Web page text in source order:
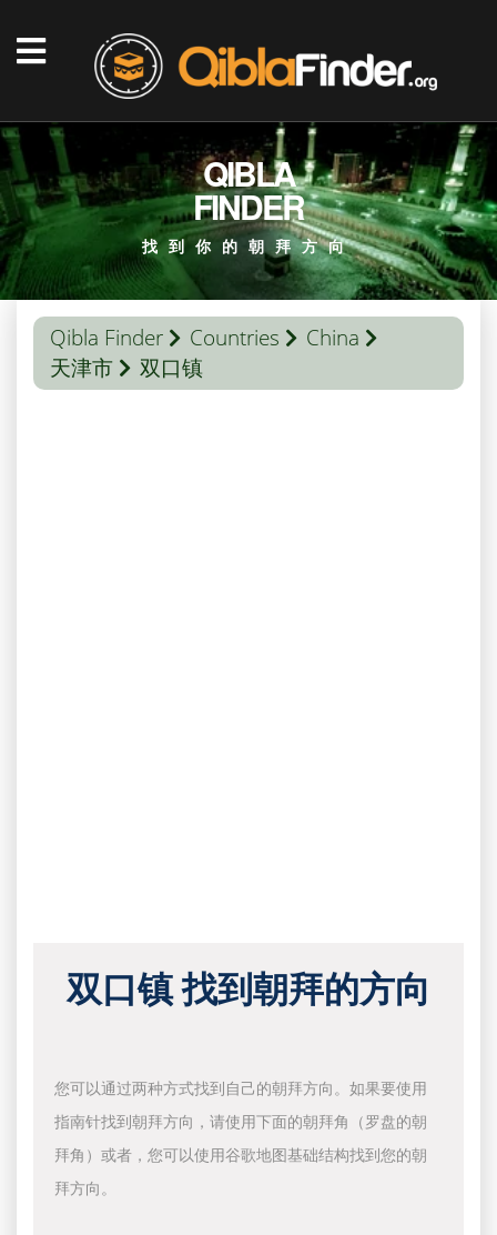
QIBLA
FINDER
找到你的朝拜方向
Qibla Finder Countries
China
天津市
双口镇
双口镇 找到朝拜的方向
您可以通过两种方式找到自己的朝拜方向。如果要使用
指南针找到朝拜方向，请使用下面的朝拜角（罗盘的朝
拜角）或者，您可以使用谷歌地图基础结构找到您的朝
拜方向。